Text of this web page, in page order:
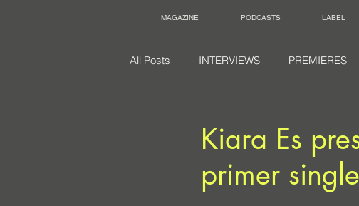
MAGAZINE PODCASTS LABEL
All Posts INTERVIEWS PREMIERES
Kiara Es
primer